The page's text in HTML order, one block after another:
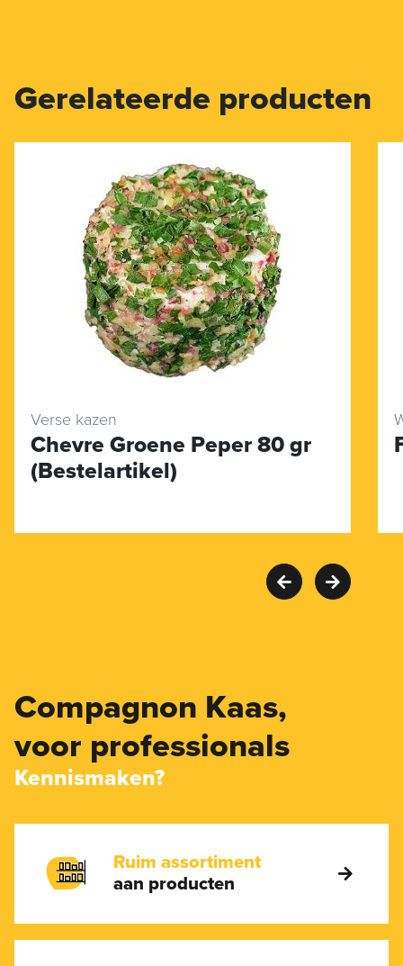
Gerelateerde producten
Verse kazen
Chevre Groene Peper 80 gr
(Bestelartikel)
Compagnon Kaas,
voor professionals
Kennismaken?
Ruim assortiment
aan producten